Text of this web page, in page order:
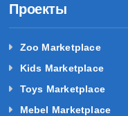
Проекты
Zoo Marketplace
Kids Marketplace
Toys Marketplace
Mebel Marketplace